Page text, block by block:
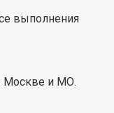
выполнения
Москве и МО.